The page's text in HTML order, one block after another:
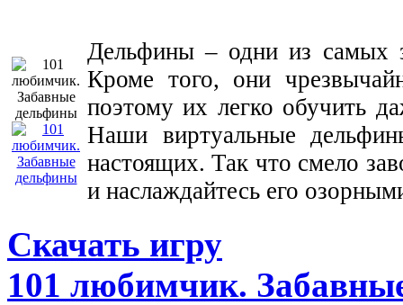
Дельфины – одни из самых
Кроме того, они
поэтому их легко обучить
Наши виртуальные
настоящих. Так что смело
и наслаждайтесь его
Скачать игру
101 любимчик.